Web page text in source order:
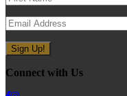
Connect with Us